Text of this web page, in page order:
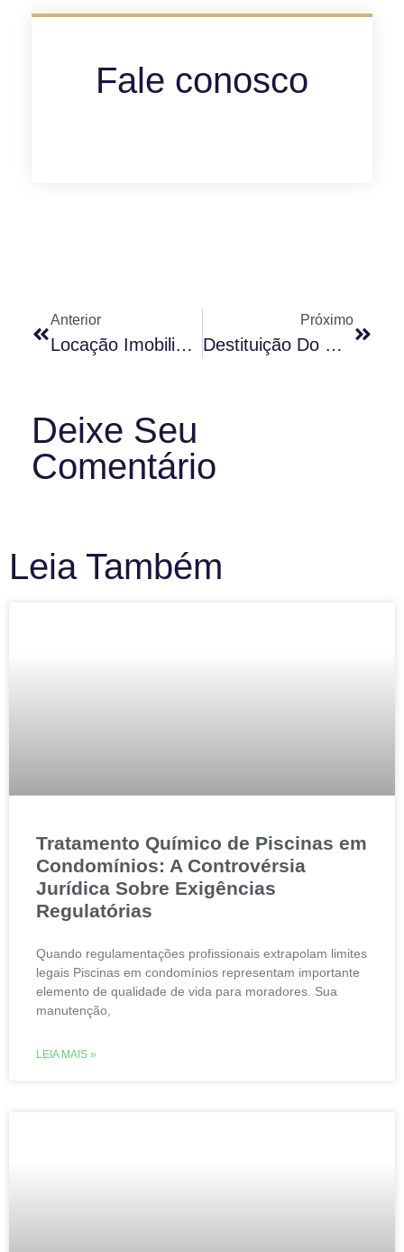
Fale conosco
Anterior
Locação Imobiliária Comercial: Como Prevenir A Retomada Do Imóvel Antes Do Prazo Ajustado
Próximo
Destituição Do Síndico
Deixe Seu
Comentário
Leia Também
Tratamento Químico de Piscinas em
Condomínios: A Controvérsia
Jurídica Sobre Exigências
Regulatórias
Quando regulamentações profissionais extrapolam limites
legais Piscinas em condomínios representam importante
elemento de qualidade de vida para moradores. Sua
manutenção,
LEIA MAIS »